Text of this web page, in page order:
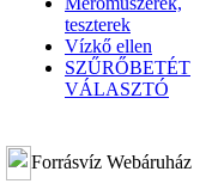
teszterek
Vízkő ellen
SZŰRŐBETÉT
VÁLASZTÓ
Forrásvíz Webáruház